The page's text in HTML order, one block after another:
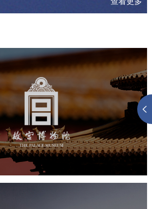
故宫博物院
馆 智慧博物馆
博物馆网站建设
文创商城 万能专题 网站代运营